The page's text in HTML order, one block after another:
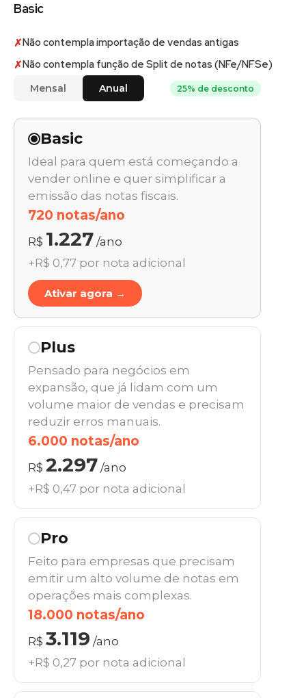
Basic
✗Não contempla importação de vendas antigas
✗Não contempla função de Split de notas (NFe/NFSe)
Mensal Anual 25% de desconto
Basic
Ideal para quem está começando a
vender online e quer simplificar a
emissão das notas fiscais.
720 notas/ano
R$ 1.227 /ano
+R$ 0,77 por nota adicional
Ativar agora →
Plus
Pensado para negócios em
expansão, que já lidam com um
volume maior de vendas e precisam
reduzir erros manuais.
6.000 notas/ano
R$ 2.297 /ano
+R$ 0,47 por nota adicional
Pro
Feito para empresas que precisam
emitir um alto volume de notas em
operações mais complexas.
18.000 notas/ano
R$ 3.119 /ano
+R$ 0,27 por nota adicional